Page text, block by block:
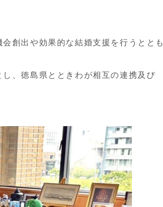
創出や効果的な結婚支援を行うととも
、徳島県とときわが相互の連携及び